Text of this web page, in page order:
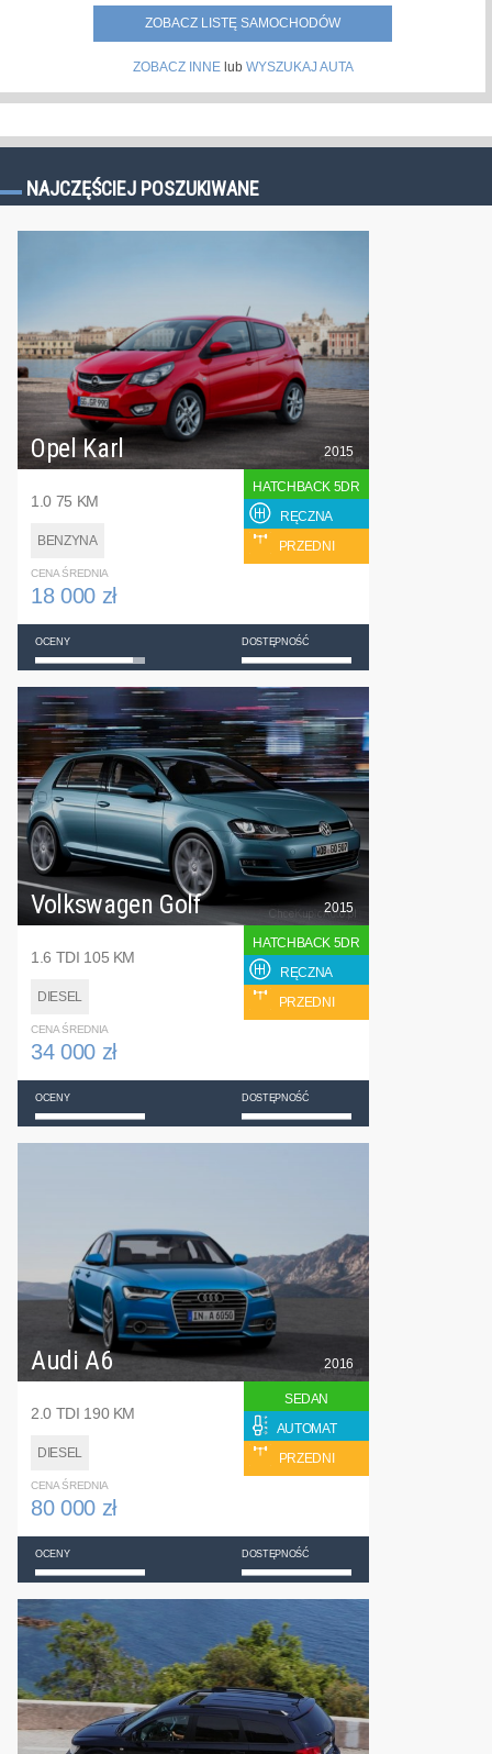
ZOBACZ LISTĘ SAMOCHODÓW
ZOBACZ INNElub WYSZUKAJ AUTA
NAJCZĘŚCIEJ POSZUKIWANE
Opel Karl
1.0 75 KM
BENZYNA
2015
HATCHBACK 5DR
RĘCZNA
PRZEDNI
CENA ŚREDNIA
18 000 zł
OCENY DOSTĘPNOŚĆ
Volkswagen Golf
1.6 TDI 105 KM
DIESEL
2015
HATCHBACK 5DR
RĘCZNA
PRZEDNI
CENA ŚREDNIA
34 000 zł
OCENY DOSTĘPNOŚĆ
Audi A6
2.0 TDI 190 KM
DIESEL
2016
SEDAN
AUTOMAT
PRZEDNI
CENA ŚREDNIA
80 000 zł
OCENY DOSTĘPNOŚĆ